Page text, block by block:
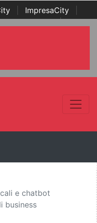
ImpresaCity
Awards | Italian
e chatbot
business